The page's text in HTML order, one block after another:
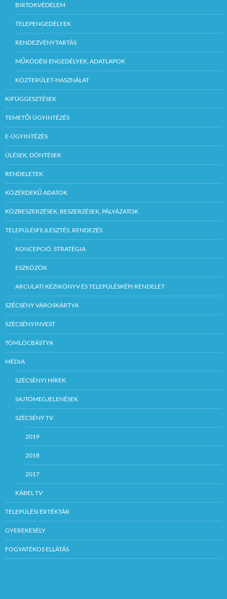
BIRTOKVÉDELEM
TELEPENGEDÉLYEK
RENDEZVÉNYTARTÁS
MŰKÖDÉSI ENGEDÉLYEK, ADATLAPOK
KÖZTERÜLET-HASZNÁLAT
KIFÜGGESZTÉSEK
TEMETŐI ÜGYINTÉZÉS
E-ÜGYINTÉZÉS
ÜLÉSEK, DÖNTÉSEK
RENDELETEK
KÖZÉRDEKŰ ADATOK
KÖZBESZERZÉSEK, BESZERZÉSEK, PÁLYÁZATOK
TELEPÜLÉSFEJLESZTÉS, RENDEZÉS
KONCEPCIÓ, STRATÉGIA
ESZKÖZÖK
ARCULATI KÉZIKÖNYV ÉS TELEPÜLÉSKÉPI RENDELET
SZÉCSÉNY VÁROSKÁRTYA
SZÉCSÉNYINVEST
TÖMLÖCBÁSTYA
MÉDIA
SZÉCSÉNYI HÍREK
SAJTÓMEGJELENÉSEK
SZÉCSÉNY TV
2019
2018
2017
KÁBEL TV
TELEPÜLÉSI ÉRTÉKTÁR
GYEREKESÉLY
FOGYATÉKOS ELLÁTÁS